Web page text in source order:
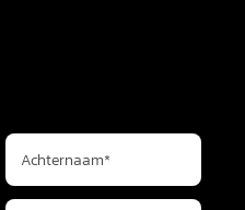
Achternaam*